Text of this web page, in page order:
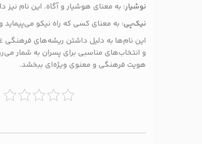
نوشیار: به معنای هوشیار و آگاه. این نام
نیک‌پی: به معنای کسی که راه نیکو می‌پیماید
این نام‌ها به دلیل داشتن ریشه‌های
و انتخاب‌های مناسبی برای پسران به شمار
هویت فرهنگی و معنوی ویژه‌ای ببخشد.